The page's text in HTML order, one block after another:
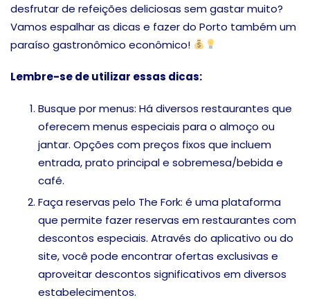
desfrutar de refeições deliciosas sem gastar muito?
Vamos espalhar as dicas e fazer do Porto também um
paraíso gastronômico econômico!
Lembre-se de utilizar essas dicas:
Busque por menus: Há diversos restaurantes que
oferecem menus especiais para o almoço ou
jantar. Opções com preços fixos que incluem
entrada, prato principal e sobremesa/bebida e
café.
Faça reservas pelo The Fork: é uma plataforma
que permite fazer reservas em restaurantes com
descontos especiais. Através do aplicativo ou do
site, você pode encontrar ofertas exclusivas e
aproveitar descontos significativos em diversos
estabelecimentos.